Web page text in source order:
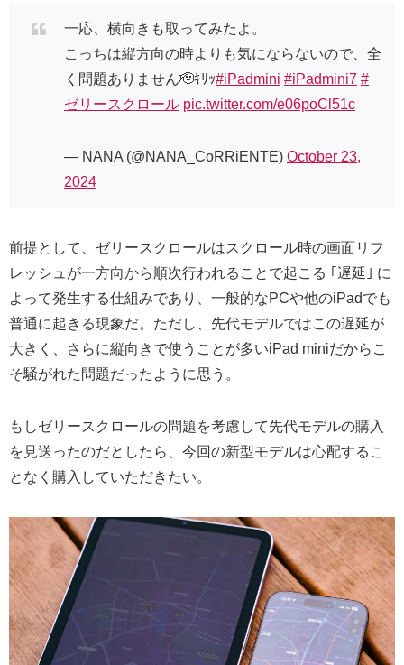
一応、横向きも取ってみたよ。
こっちは縦方向の時よりも気にならないので、全
く問題ありません🫡ｷﾘｯ#iPadmini #iPadmini7 #
ゼリースクロール pic.twitter.com/e06poCl51c
— NANA (@NANA_CoRRiENTE) October 23,
2024
前提として、ゼリースクロールはスクロール時の画面リフ
レッシュが一方向から順次行われることで起こる ｢遅延｣ に
よって発生する仕組みであり、一般的なPCや他のiPadでも
普通に起きる現象だ。ただし、先代モデルではこの遅延が
大きく、さらに縦向きで使うことが多いiPad miniだからこ
そ騒がれた問題だったように思う。
もしゼリースクロールの問題を考慮して先代モデルの購入
を見送ったのだとしたら、今回の新型モデルは心配するこ
となく購入していただきたい。